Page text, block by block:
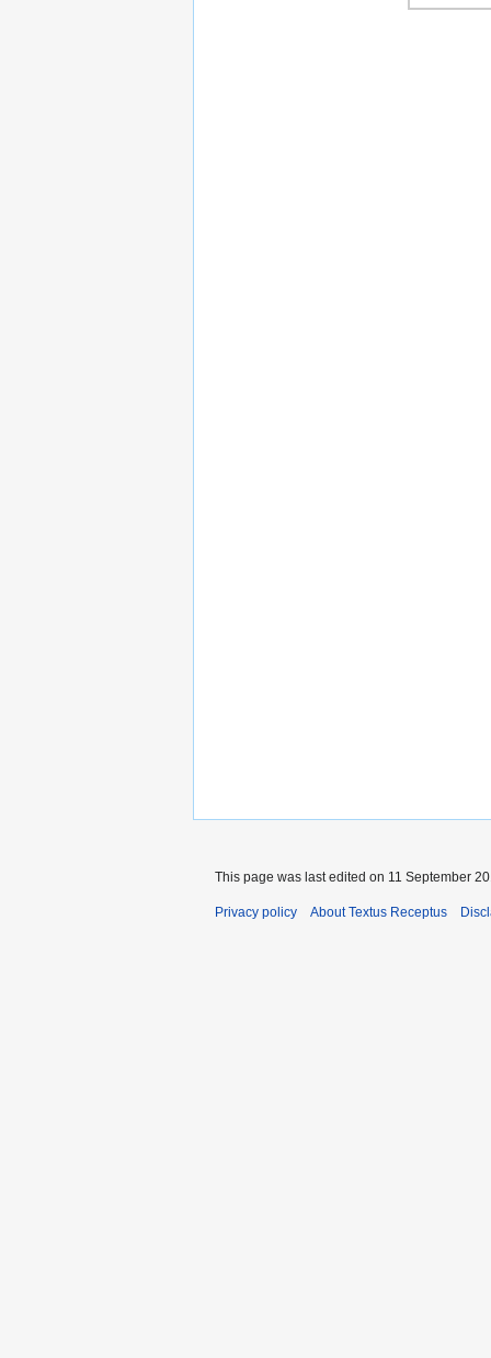
This page was last edited on 11 September
Privacy policy About Textus Receptus